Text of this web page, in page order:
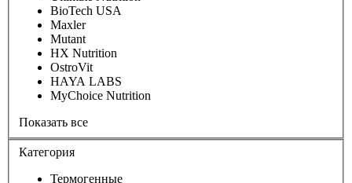
BioTech USA
Maxler
Mutant
HX Nutrition
OstroVit
HAYA LABS
MyChoice Nutrition
Показать все
Категория
Термогенные